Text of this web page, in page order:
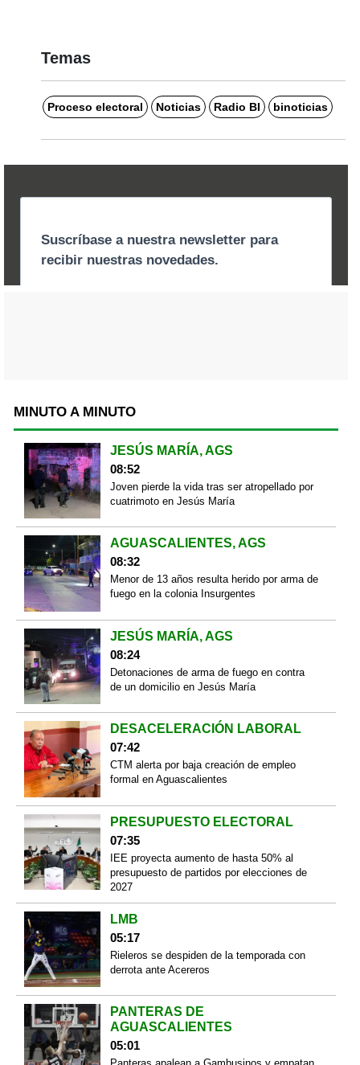
Temas
Proceso electoral Noticias Radio BI binoticias
MINUTO A MINUTO
JESÚS MARÍA, AGS
08:52
Joven pierde la vida tras ser atropellado por
cuatrimoto en Jesús María
AGUASCALIENTES, AGS
08:32
Menor de 13 años resulta herido por arma de
fuego en la colonia Insurgentes
JESÚS MARÍA, AGS
08:24
Detonaciones de arma de fuego en contra
de un domicilio en Jesús María
DESACELERACIÓN LABORAL
07:42
CTM alerta por baja creación de empleo
formal en Aguascalientes
PRESUPUESTO ELECTORAL
07:35
IEE proyecta aumento de hasta 50% al
presupuesto de partidos por elecciones de
2027
LMB
05:17
Rieleros se despiden de la temporada con
derrota ante Acereros
PANTERAS DE
AGUASCALIENTES
05:01